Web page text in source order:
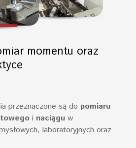
momentu oraz
przeznaczone są do pomiaru
i naciągu w
laboratoryjnych oraz